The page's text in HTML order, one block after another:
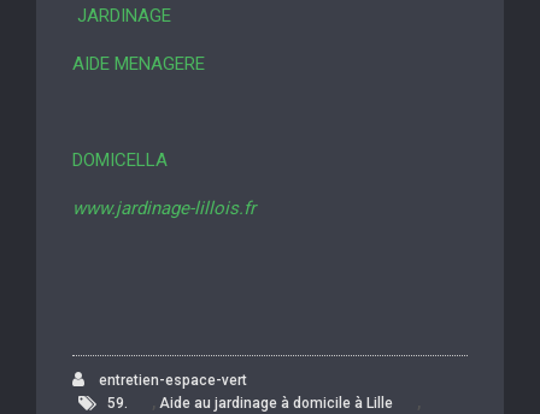
JARDINAGE
AIDE MENAGERE
DOMICELLA
www.jardinage-lillois.fr
entretien-espace-vert
59.
, Aide au jardinage à domicile à Lille ,